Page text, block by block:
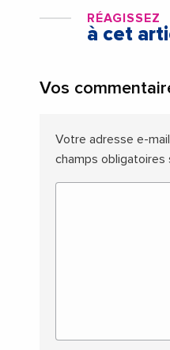
RÉAGISSEZ
à cet
Vos
Votre adresse e-
champs obligatoires